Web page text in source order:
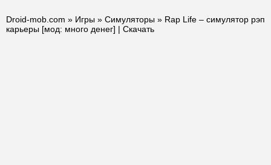
Droid-mob.com » Игры » Симуляторы » Rap Life – симулятор рэп
карьеры [мод: много денег] | Скачать